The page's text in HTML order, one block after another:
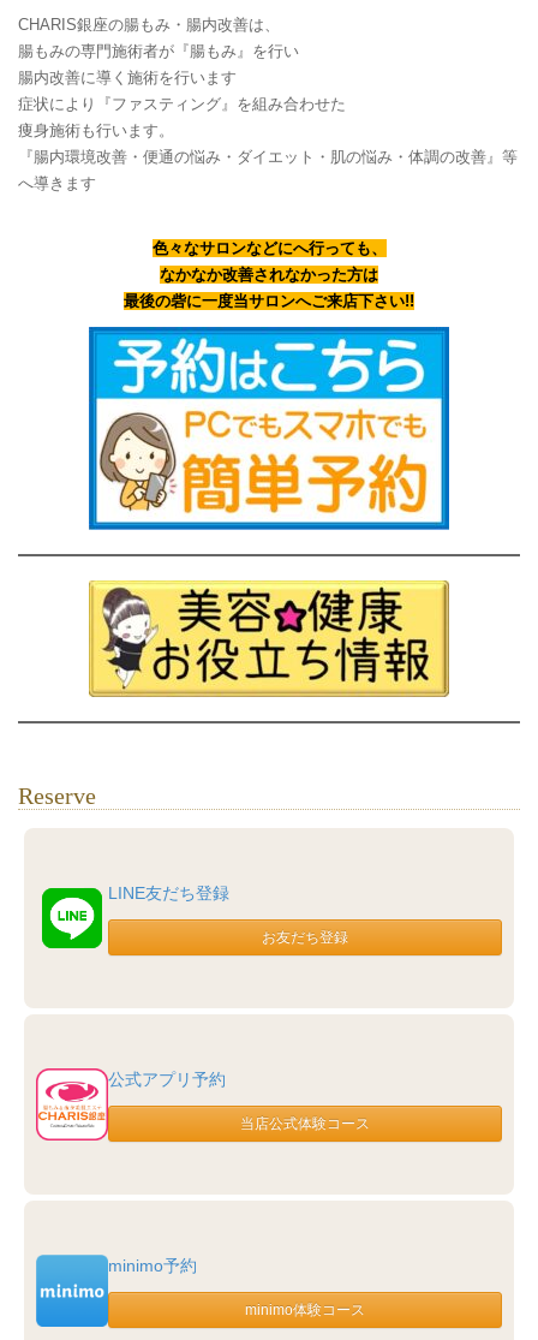
CHARIS銀座の腸もみ・腸内改善は、
腸もみの専門施術者が『腸もみ』を行い
腸内改善に導く施術を行います
症状により『ファスティング』を組み合わせた
痩身施術も行います。
『腸内環境改善・便通の悩み・ダイエット・肌の悩み・体調の改善』等
へ導きます
色々なサロンなどにへ行っても、
なかなか改善されなかった方は
最後の砦に一度当サロンへご来店下さい!!
Reserve
LINE友だち登録
公式アプリ予約
minimo予約